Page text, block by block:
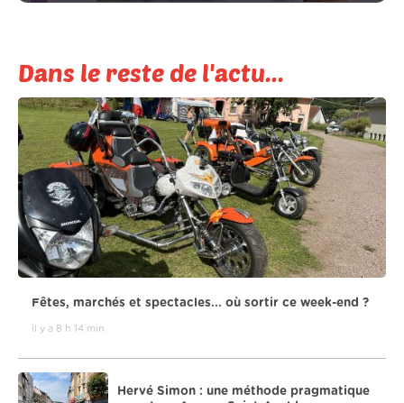
Dans le reste de l'actu...
Fêtes, marchés et spectacles... où sortir ce week-end ?
il y a 8 h 14 min
Hervé Simon : une méthode pragmatique